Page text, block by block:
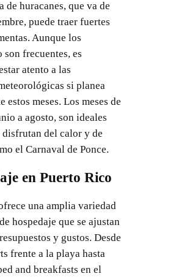
de huracanes, que va de
puede traer fuertes
Aunque los
son frecuentes, es
atento a las
si planea
estos meses. Los meses de
a agosto, son ideales
disfrutan del calor y de
el Carnaval de Ponce.
en Puerto Rico
una amplia variedad
hospedaje que se ajustan
y gustos. Desde
frente a la playa hasta
and breakfasts en el